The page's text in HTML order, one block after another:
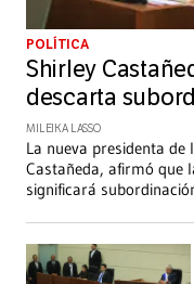
POLÍTICA
Shirley
descarta
MILEIKA LASSO
La nueva presidenta
Castañeda, afirmó que
significará